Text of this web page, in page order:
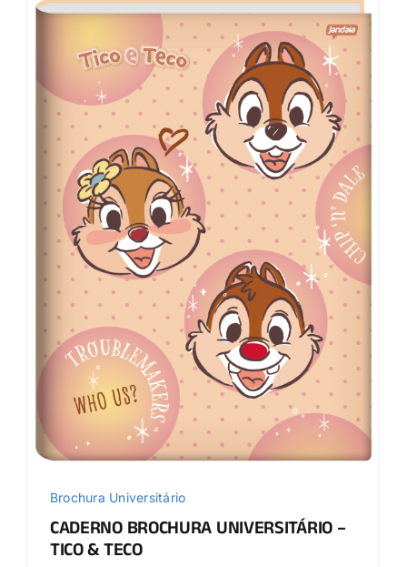
Brochura Universitário
CADERNO BROCHURA UNIVERSITÁRIO –
TICO & TECO